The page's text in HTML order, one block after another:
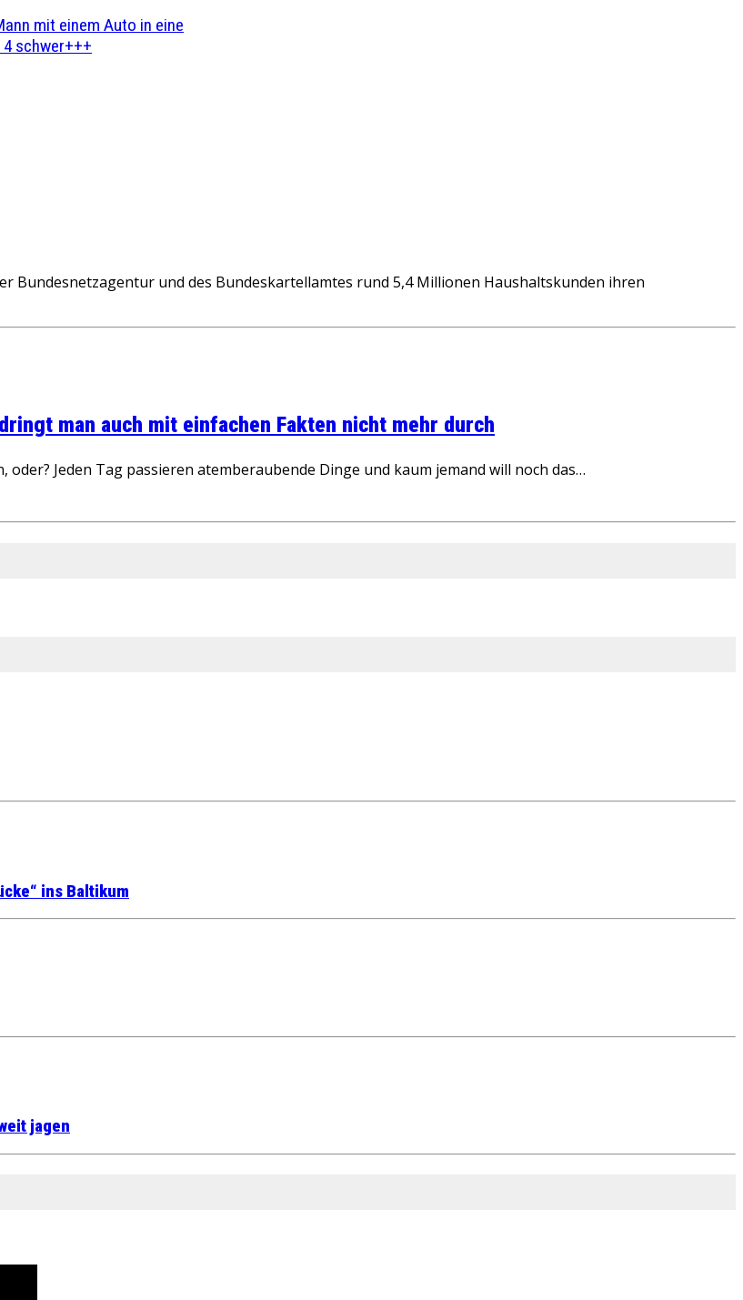
mit einem Auto in eine
schwer+++
Bundesnetzagentur und des Bundeskartellamtes rund 5,4 Millionen Haushaltskunden ihren
man auch mit einfachen Fakten nicht mehr durch
Jeden Tag passieren atemberaubende Dinge und kaum jemand will noch das…
ins Baltikum
jagen